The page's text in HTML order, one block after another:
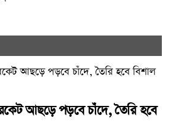
আছড়ে পড়বে চাঁদে, তৈরি হবে